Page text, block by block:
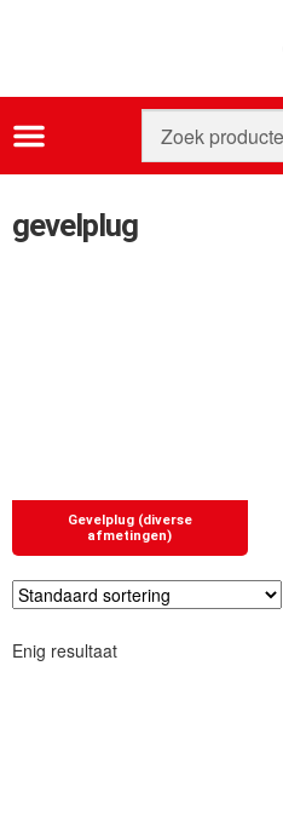
gevelplug
Gevelplug (diverse
afmetingen)
Enig resultaat